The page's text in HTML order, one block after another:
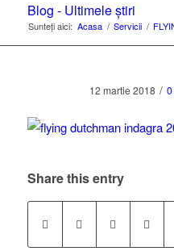
Blog - Ultimele știri
Sunteți aici: Acasa / Servicii /
12 martie 2018 /
Share this entry